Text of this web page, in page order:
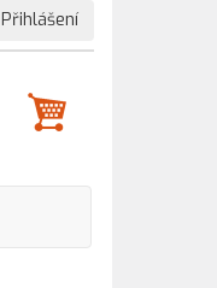
Přihlášení